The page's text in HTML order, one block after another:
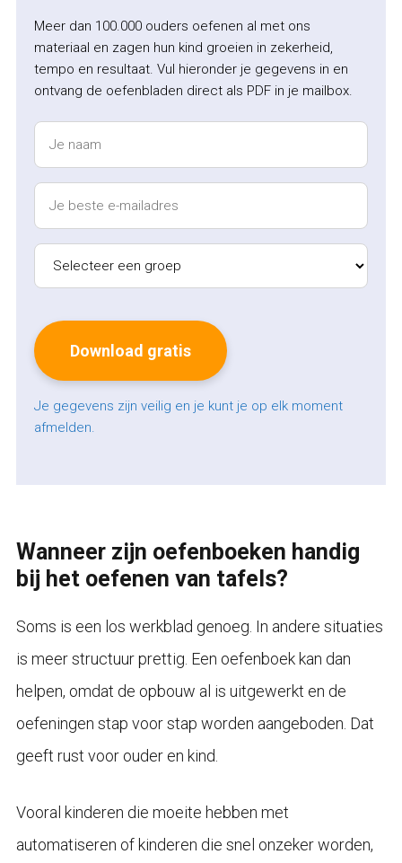
Meer dan 100.000 ouders oefenen al met ons
materiaal en zagen hun kind groeien in zekerheid,
tempo en resultaat. Vul hieronder je gegevens in en
ontvang de oefenbladen direct als PDF in je mailbox.
Je gegevens zijn veilig en je kunt je op elk moment
afmelden.
Wanneer zijn oefenboeken handig
bij het oefenen van tafels?
Soms is een los werkblad genoeg. In andere situaties
is meer structuur prettig. Een oefenboek kan dan
helpen, omdat de opbouw al is uitgewerkt en de
oefeningen stap voor stap worden aangeboden. Dat
geeft rust voor ouder en kind.
Vooral kinderen die moeite hebben met
automatiseren of kinderen die snel onzeker worden,